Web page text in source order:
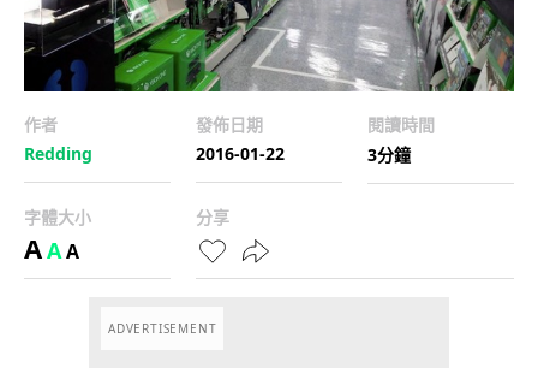
作者
Redding
發佈日期
2016-01-22
閱讀時間
3分鐘
字體大小
AAA
分享
ADVERTISEMENT